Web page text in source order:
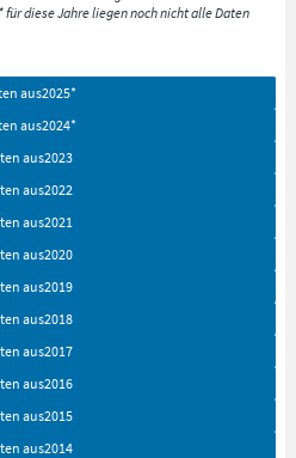
diese Jahre liegen noch nicht alle Daten
aus2025*
aus2024*
aus2023
aus2022
aus2021
aus2020
aus2019
aus2018
aus2017
aus2016
aus2015
aus2014